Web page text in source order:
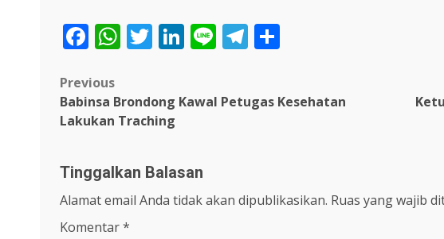
Facebook
WhatsApp
Twitter
LinkedIn
LineTelegram
Post
navigation
Previous
Babinsa Brondong Kawal Petugas Kesehatan
Lakukan Traching
Tinggalkan Balasan
Alamat email Anda tidak akan dipublikasikan. Ruas yang wajib
Komentar*